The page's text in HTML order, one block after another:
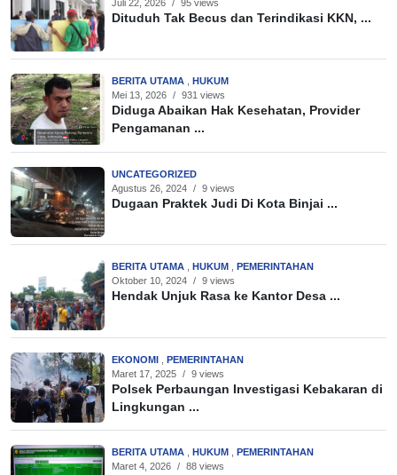
Juli 22, 2026 / 95 views
Dituduh Tak Becus dan Terindikasi KKN, ...
BERITA UTAMA
HUKUM
Mei 13, 2026 / 931 views
Diduga Abaikan Hak Kesehatan, Provider
Pengamanan ...
UNCATEGORIZED
Agustus 26, 2024 / 9 views
Dugaan Praktek Judi Di Kota Binjai ...
BERITA UTAMA HUKUM
PEMERINTAHAN
Oktober 10, 2024 / 9 views
Hendak Unjuk Rasa ke Kantor Desa ...
EKONOMI
PEMERINTAHAN
Maret 17, 2025 / 9 views
Polsek Perbaungan Investigasi Kebakaran di
Lingkungan ...
BERITA UTAMA HUKUM
PEMERINTAHAN
Maret 4, 2026 / 88 views